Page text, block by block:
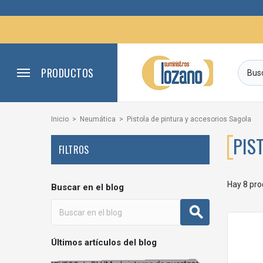
PRODUCTOS
Inicio Neumática Pistola de pintura y accesorios Sagola
FILTROS
Buscar en el blog
Últimos artículos del blog
Hay 8